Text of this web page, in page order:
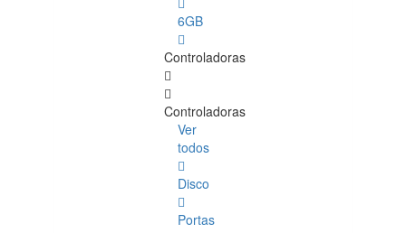
6GB
Controladoras
Controladoras
Ver
todos
Disco
Portas